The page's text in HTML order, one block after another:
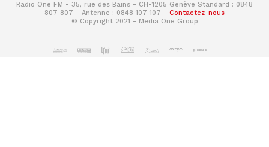
Radio One FM - 35, rue des Bains - CH-1205 Genève Standard : 0848
807 807 - Antenne : 0848 107 107 - Contactez-nous
© Copyright 2021 - Media One Group